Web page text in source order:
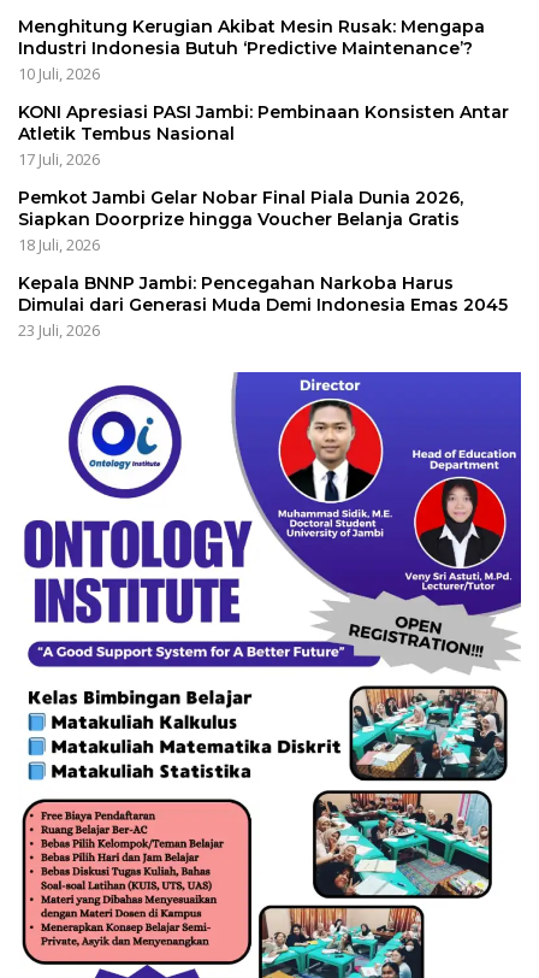
Menghitung Kerugian Akibat Mesin Rusak: Mengapa
Industri Indonesia Butuh ‘Predictive Maintenance’?
10 Juli, 2026
KONI Apresiasi PASI Jambi: Pembinaan Konsisten Antar
Atletik Tembus Nasional
17 Juli, 2026
Pemkot Jambi Gelar Nobar Final Piala Dunia 2026,
Siapkan Doorprize hingga Voucher Belanja Gratis
18 Juli, 2026
Kepala BNNP Jambi: Pencegahan Narkoba Harus
Dimulai dari Generasi Muda Demi Indonesia Emas 2045
23 Juli, 2026